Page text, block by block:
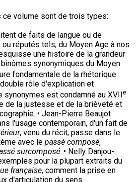
volume sont de trois types:
de faits de langue ou de
réputés tels, du Moyen Age à nos
une histoire de la grandeur
synonymiques du Moyen
fondamentale de la rhétorique
rôle d'explication et
est condamné au XVII
e
de la justesse et de la brièveté et
• Jean-Pierre Beaujot
l'usage contemporain, d'un fait de
, venu du récit, passe dans le
avec le passé composé,
surcomposé. • Nelly Danjou-
pour la plupart extraits du
française, comment la prise en
d'articulation du sens